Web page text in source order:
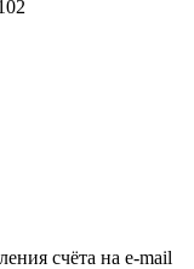
счёта на e-mail